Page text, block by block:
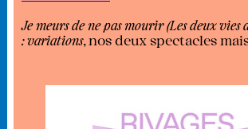
Je meurs de ne pas mourir (Les deux vies
: variations, nos deux spectacles